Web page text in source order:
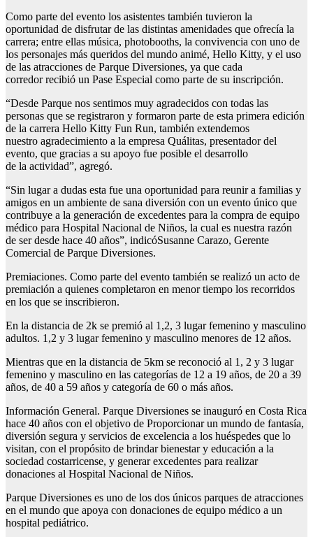
Como parte del evento los asistentes también tuvieron la
oportunidad de disfrutar de las distintas amenidades que ofrecía la
carrera; entre ellas música, photobooths, la convivencia con uno de
los personajes más queridos del mundo animé, Hello Kitty, y el uso
de las atracciones de Parque Diversiones, ya que cada
corredor recibió un Pase Especial como parte de su inscripción.
“Desde Parque nos sentimos muy agradecidos con todas las
personas que se registraron y formaron parte de esta primera edición
de la carrera Hello Kitty Fun Run, también extendemos
nuestro agradecimiento a la empresa Quálitas, presentador del
evento, que gracias a su apoyo fue posible el desarrollo
de la actividad”, agregó.
“Sin lugar a dudas esta fue una oportunidad para reunir a familias y
amigos en un ambiente de sana diversión con un evento único que
contribuye a la generación de excedentes para la compra de equipo
médico para Hospital Nacional de Niños, la cual es nuestra razón
de ser desde hace 40 años”, indicóSusanne Carazo, Gerente
Comercial de Parque Diversiones.
Premiaciones. Como parte del evento también se realizó un acto de
premiación a quienes completaron en menor tiempo los recorridos
en los que se inscribieron.
En la distancia de 2k se premió al 1,2, 3 lugar femenino y masculino
adultos. 1,2 y 3 lugar femenino y masculino menores de 12 años.
Mientras que en la distancia de 5km se reconoció al 1, 2 y 3 lugar
femenino y masculino en las categorías de 12 a 19 años, de 20 a 39
años, de 40 a 59 años y categoría de 60 o más años.
Información General. Parque Diversiones se inauguró en Costa Rica
hace 40 años con el objetivo de Proporcionar un mundo de fantasía,
diversión segura y servicios de excelencia a los huéspedes que lo
visitan, con el propósito de brindar bienestar y educación a la
sociedad costarricense, y generar excedentes para realizar
donaciones al Hospital Nacional de Niños.
Parque Diversiones es uno de los dos únicos parques de atracciones
en el mundo que apoya con donaciones de equipo médico a un
hospital pediátrico.